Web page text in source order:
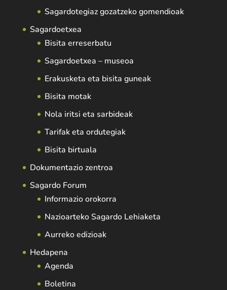
Sagardotegiaz gozatzeko gomendioak
Sagardoetxea
Bisita erreserbatu
Sagardoetxea – museoa
Erakusketa eta bisita guneak
Bisita motak
Nola iritsi eta sarbideak
Tarifak eta ordutegiak
Bisita birtuala
Dokumentazio zentroa
Sagardo Forum
Informazio orokorra
Nazioarteko Sagardo Lehiaketa
Aurreko edizioak
Hedapena
Agenda
Boletina